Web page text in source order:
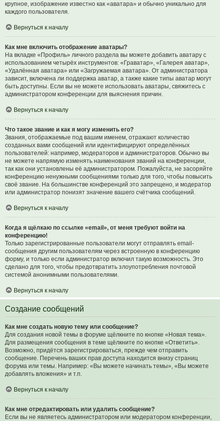
крупное, изображение известно как «аватара» и обычно уникально для
каждого пользователя.
Вернуться к началу
Как мне включить отображение аватары?
На вкладке «Профиль» личного раздела вы можете добавить аватару с
использованием четырёх инструментов: «Граватар», «Галерея аватар»,
«Удалённая аватара» или «Загружаемая аватара». От администратора
зависит, включена ли поддержка аватар, а также какие типы аватар могут
быть доступны. Если вы не можете использовать аватары, свяжитесь с
администратором конференции для выяснения причин.
Вернуться к началу
Что такое звание и как я могу изменить его?
Звания, отображаемые под вашим именем, отражают количество
созданных вами сообщений или идентифицируют определённых
пользователей: например, модераторов и администраторов. Обычно вы
не можете напрямую изменять наименования званий на конференции,
так как они установлены её администратором. Пожалуйста, не засоряйте
конференцию ненужными сообщениями только для того, чтобы повысить
своё звание. На большинстве конференций это запрещено, и модератор
или администратор понизят значение вашего счётчика сообщений.
Вернуться к началу
Когда я щёлкаю по ссылке «email», от меня требуют войти на
конференцию!
Только зарегистрированные пользователи могут отправлять email-
сообщения другим пользователям через встроенную в конференцию
форму, и только если администратор включил такую возможность. Это
сделано для того, чтобы предотвратить злоупотребления почтовой
системой анонимными пользователями.
Вернуться к началу
Создание сообщений
Как мне создать новую тему или сообщение?
Для создания новой темы в форуме щёлкните по кнопке «Новая тема».
Для размещения сообщения в теме щёлкните по кнопке «Ответить».
Возможно, придётся зарегистрироваться, прежде чем отправить
сообщение. Перечень ваших прав доступа находится внизу страниц
форума или темы. Например: «Вы можете начинать темы», «Вы можете
добавлять вложения» и т.п.
Вернуться к началу
Как мне отредактировать или удалить сообщение?
Если вы не являетесь администратором или модератором конференции,